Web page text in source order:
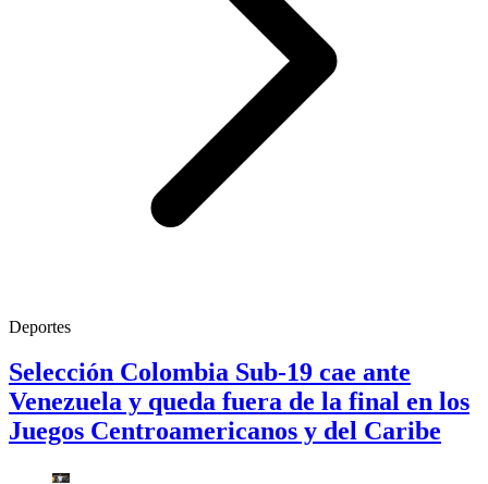
Deportes
Selección Colombia Sub-19 cae ante
Venezuela y queda fuera de la final en los
Juegos Centroamericanos y del Caribe